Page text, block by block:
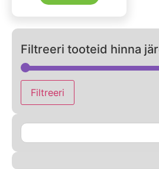
Filtreeri tooteid hinna
Filtreeri